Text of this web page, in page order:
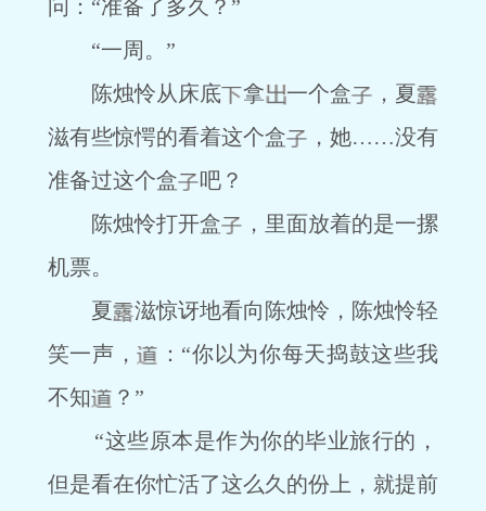
问：“准备了多久？”
“一周。”
陈烛怜从床底
拿 一个盒
，夏
滋有些惊愕的看着这个盒
，她……没有
准备过这个盒
吧？
陈烛怜打开盒
，里面放着的是一摞
机票。
夏
滋惊讶地看向陈烛怜，陈烛怜轻
笑一声，
：“你以为你每天捣鼓这些我
不知
？”
“这些原本是作为你的毕业旅行的，
但是看在你忙活了这么久的份上，就提前